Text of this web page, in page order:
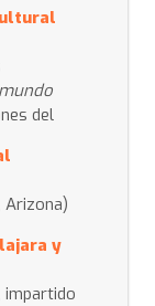
del
Arizona)
y
impartido